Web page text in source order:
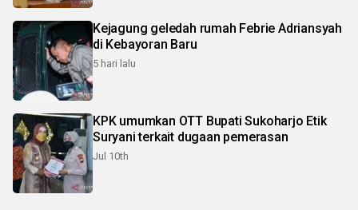
Kejagung geledah rumah Febrie Adriansyah
di Kebayoran Baru
5 hari lalu
KPK umumkan OTT Bupati Sukoharjo Etik
Suryani terkait dugaan pemerasan
Jul 10th